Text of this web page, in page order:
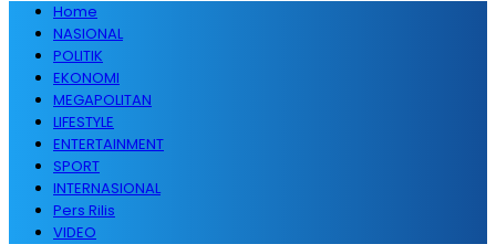
Home
NASIONAL
POLITIK
EKONOMI
MEGAPOLITAN
LIFESTYLE
ENTERTAINMENT
SPORT
INTERNASIONAL
Pers Rilis
VIDEO